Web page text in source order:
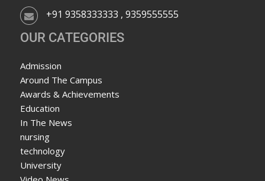
+91 9358333333 , 9359555555
OUR CATEGORIES
Admission
Around The Campus
Awards & Achievements
Education
In The News
nursing
technology
University